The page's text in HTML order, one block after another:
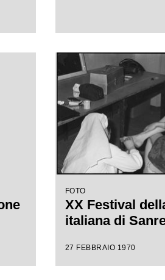
FOTO
XX Festival
italiana di
27 FEBBRAIO 1970